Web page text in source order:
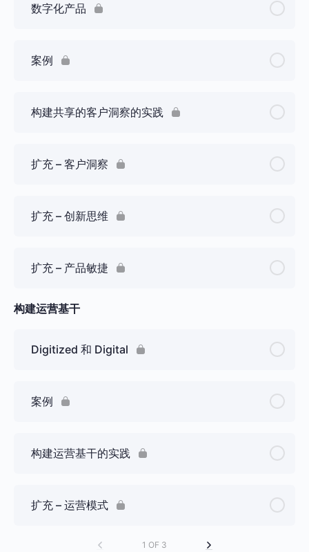
数字化产品
案例
构建共享的客户洞察的实践
扩充 – 客户洞察
扩充 – 创新思维
扩充 – 产品敏捷
构建运营基干
Digitized 和 Digital
案例
构建运营基干的实践
扩充 – 运营模式
1 OF 3